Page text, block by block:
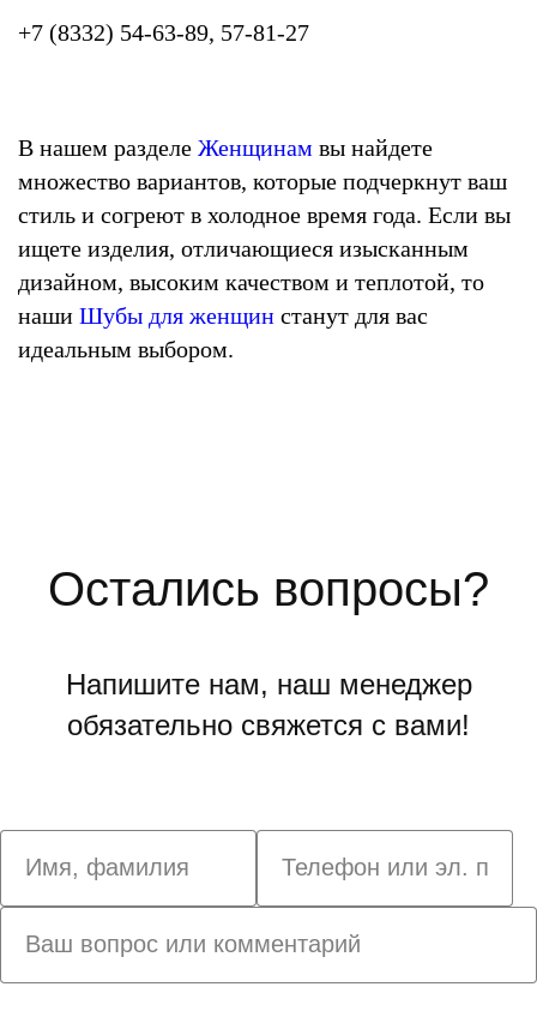
+7 (8332) 54-63-89, 57-81-27
В нашем разделе Женщинам вы найдете
множество вариантов, которые подчеркнут ваш
стиль и согреют в холодное время года. Если вы
ищете изделия, отличающиеся изысканным
дизайном, высоким качеством и теплотой, то
наши Шубы для женщин станут для вас
идеальным выбором.
Остались вопросы?
Напишите нам, наш менеджер
обязательно свяжется с вами!